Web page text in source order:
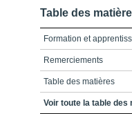
Table des
Formation et
Remerciements
Table des matières
Introduction
Voir toute la table des